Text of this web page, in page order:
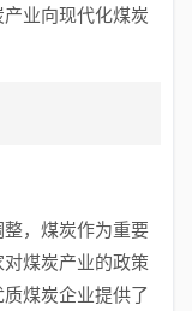
业向现代化煤炭
，煤炭作为重要
煤炭产业的政策
煤炭企业提供了